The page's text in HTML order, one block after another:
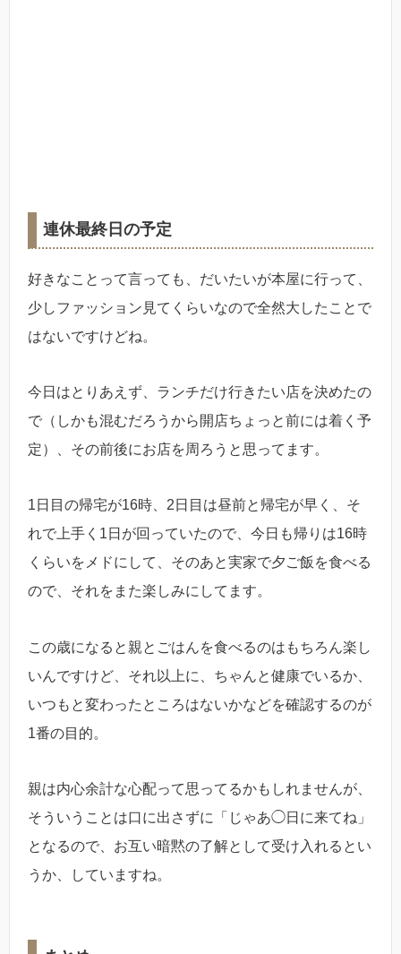
連休最終日の予定
好きなことって言っても、だいたいが本屋に行って、
少しファッション見てくらいなので全然大したことで
はないですけどね。
今日はとりあえず、ランチだけ行きたい店を決めたの
で（しかも混むだろうから開店ちょっと前には着く予
定）、その前後にお店を周ろうと思ってます。
1日目の帰宅が16時、2日目は昼前と帰宅が早く、そ
れで上手く1日が回っていたので、今日も帰りは16時
くらいをメドにして、そのあと実家で夕ご飯を食べる
ので、それをまた楽しみにしてます。
この歳になると親とごはんを食べるのはもちろん楽し
いんですけど、それ以上に、ちゃんと健康でいるか、
いつもと変わったところはないかなどを確認するのが
1番の目的。
親は内心余計な心配って思ってるかもしれませんが、
そういうことは口に出さずに「じゃあ◯日に来てね」
となるので、お互い暗黙の了解として受け入れるとい
うか、していますね。